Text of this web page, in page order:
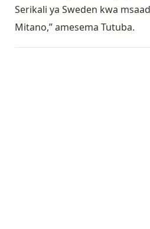
Serikali ya Sweden kwa
Mitano,” amesema Tutuba.